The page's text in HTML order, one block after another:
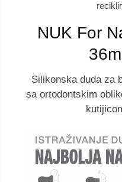
NUK For
Silikonska duda za
sa ortodontskim